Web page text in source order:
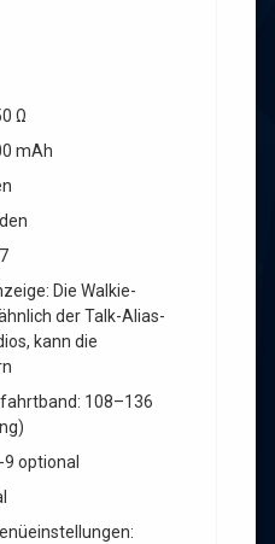
Ω
mAh
Die Walkie-
der Talk-Alias-
kann die
108–136
9 optional